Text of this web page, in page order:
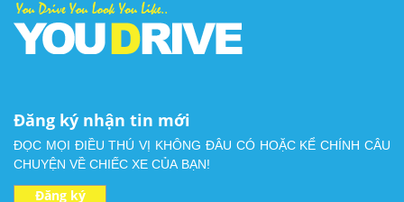
Đăng ký nhận tin mới
ĐỌC MỌI ĐIỀU THÚ VỊ KHÔNG ĐÂU CÓ HOẶC KỂ CHÍNH CÂU
Đăng ký